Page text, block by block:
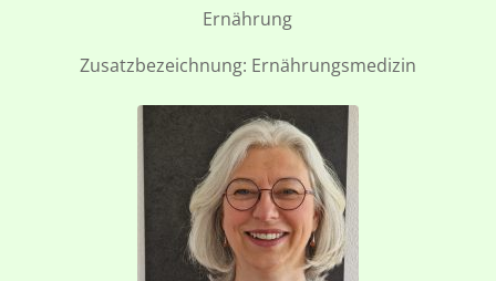
Ernährung
Zusatzbezeichnung: Ernährungsmedizin